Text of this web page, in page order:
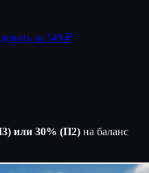
за 149 ₽
или 30% (П2) на баланс